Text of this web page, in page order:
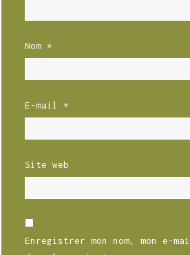
Nom*
E-mail*
Site web
Enregistrer mon nom, mon e-